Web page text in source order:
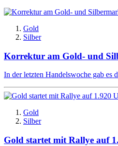
Gold
Silber
Korrektur am Gold- und
In der letzten Handelswoche gab es
Gold
Silber
Gold startet mit Rallye auf